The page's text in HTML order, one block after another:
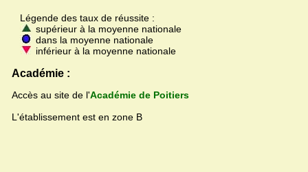
Légende des taux de réussite :
supérieur à la moyenne nationale
dans la moyenne nationale
inférieur à la moyenne nationale
Académie :
Accès au site de l'Académie de Poitiers
L'établissement est en zone B